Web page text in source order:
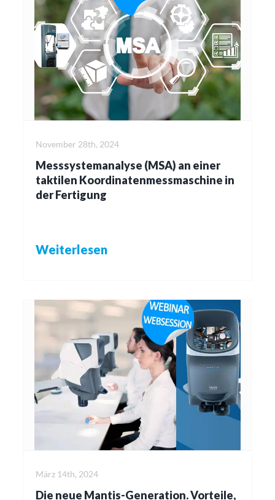
Messsystemanalyse (MSA) an einer
taktilen Koordinatenmessmaschine in
der Fertigung
November 28th, 2024
Weiterlesen
Die neue Mantis-Generation. Vorteile,
März 14th, 2024